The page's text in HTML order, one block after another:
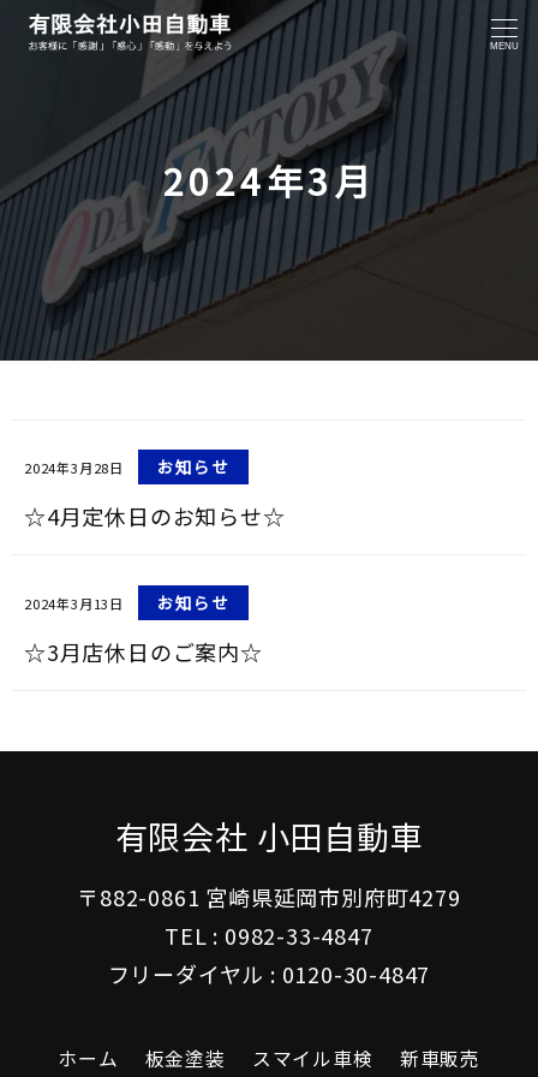
MENU
2024年3月
☆4月定休日のお知らせ☆
2024年3月28日 お知らせ
☆3月店休日のご案内☆
2024年3月13日 お知らせ
有限会社 小田自動車
〒882-0861 宮崎県延岡市別府町4279
TEL : 0982-33-4847
フリーダイヤル : 0120-30-4847
ホーム 板金塗装 スマイル車検 新車販売